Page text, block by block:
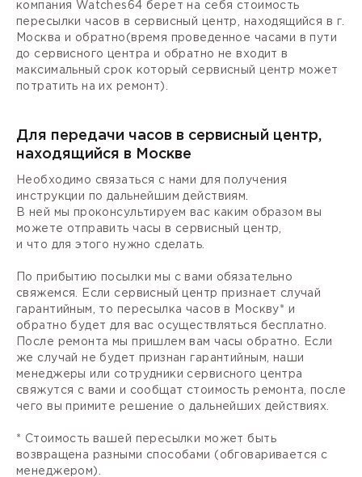
компания Watches64 берет на себя стоимость
пересылки часов в сервисный центр, находящийся в г.
Москва и обратно(время проведенное часами в пути
до сервисного центра и обратно не входит в
максимальный срок который сервисный центр может
потратить на их ремонт).
Для передачи часов в сервисный центр,
находящийся в Москве
Необходимо связаться с нами для получения
инструкции по дальнейшим действиям.
В ней мы проконсультируем вас каким образом вы
можете отправить часы в сервисный центр,
и что для этого нужно сделать.
По прибытию посылки мы с вами обязательно
свяжемся. Если сервисный центр признает случай
гарантийным, то пересылка часов в Москву* и
обратно будет для вас осуществляться бесплатно.
После ремонта мы пришлем вам часы обратно. Если
же случай не будет признан гарантийным, наши
менеджеры или сотрудники сервисного центра
свяжутся с вами и сообщат стоимость ремонта, после
чего вы примите решение о дальнейших действиях.
* Стоимость вашей пересылки может быть
возвращена разными способами (обговаривается с
менеджером).